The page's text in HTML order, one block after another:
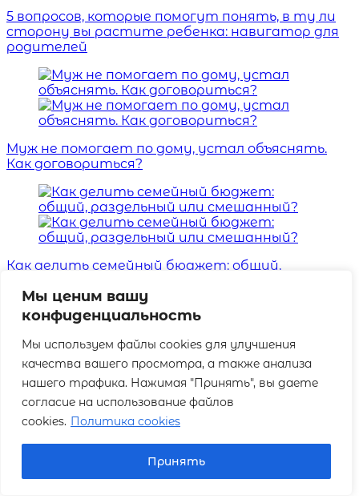
Мы ценим вашу
конфиденциальность
Мы используем файлы cookies для улучшения
качества вашего просмотра, а также анализа
нашего трафика. Нажимая "Принять", вы даете
согласие на использование файлов
cookies. Политика cookies
Принять
5 вопросов, которые помогут понять, в ту ли
сторону вы растите ребенка: навигатор для
родителей
Муж не помогает по дому, устал объяснять.
Как договориться?
Как делить семейный бюджет: общий,
7 ключевых функций семьи в современном мире:
от эмоциональной поддержки до воспитания